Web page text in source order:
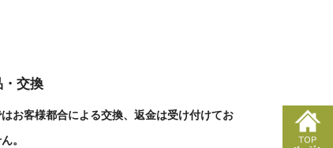
・交換
お客様都合による交換、返金は受け付けてお
。